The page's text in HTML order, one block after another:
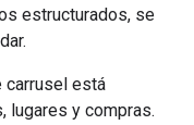
estructurados, se
carrusel está
lugares y compras.